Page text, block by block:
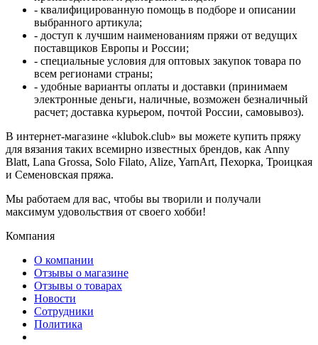
- квалифицированную помощь в подборе и описании
выбранного артикула;
- доступ к лучшим наименованиям пряжи от ведущих
поставщиков Европы и России;
- специальные условия для оптовых закупок товара по
всем регионами страны;
- удобные варианты оплаты и доставки (принимаем
электронные деньги, наличные, возможен безналичный
расчет; доставка курьером, почтой России, самовывоз).
В интернет-магазине «klubok.club» вы можете купить пряжу
для вязания таких всемирно известных брендов, как Anny
Blatt, Lana Grossa, Solo Filato, Alize, YarnArt, Пехорка, Троицкая
и Семеновская пряжа.
Мы работаем для вас, чтобы вы творили и получали
максимум удовольствия от своего хобби!
Компания
О компании
Отзывы о магазине
Отзывы о товарах
Новости
Сотрудники
Политика